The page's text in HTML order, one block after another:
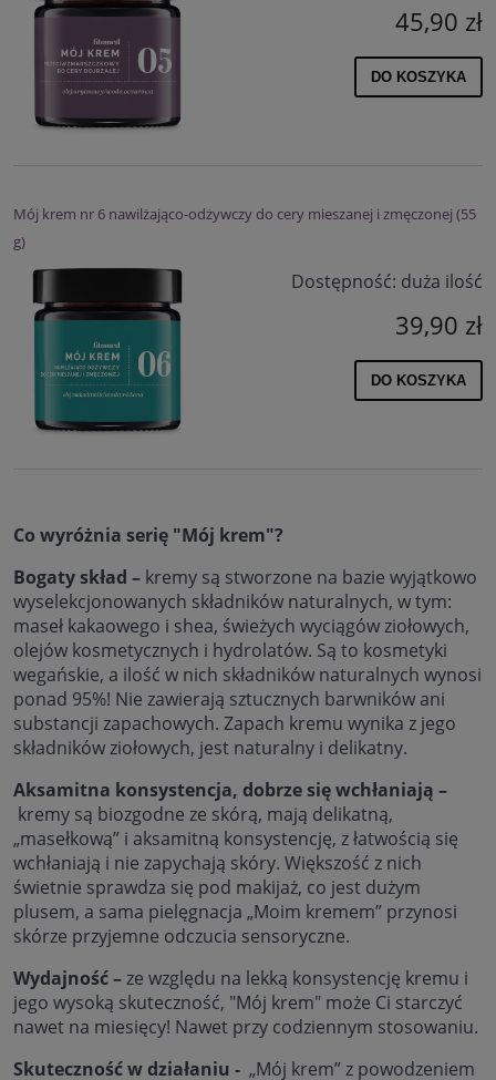
45,90 zł
DO KOSZYKA
Mój krem nr 6 nawilżająco-odżywczy do cery mieszanej i zmęczonej (55
g)
Dostępność: duża ilość
39,90 zł
DO KOSZYKA
Co wyróżnia serię "Mój krem"?
Bogaty skład – kremy są stworzone na bazie wyjątkowo
wyselekcjonowanych składników naturalnych, w tym:
maseł kakaowego i shea, świeżych wyciągów ziołowych,
olejów kosmetycznych i hydrolatów. Są to kosmetyki
wegańskie, a ilość w nich składników naturalnych wynosi
ponad 95%! Nie zawierają sztucznych barwników ani
substancji zapachowych. Zapach kremu wynika z jego
składników ziołowych, jest naturalny i delikatny.
Aksamitna konsystencja, dobrze się wchłaniają –
kremy są biozgodne ze skórą, mają delikatną,
„masełkową” i aksamitną konsystencję, z łatwością się
wchłaniają i nie zapychają skóry. Większość z nich
świetnie sprawdza się pod makijaż, co jest dużym
plusem, a sama pielęgnacja „Moim kremem” przynosi
skórze przyjemne odczucia sensoryczne.
Wydajność –ze względu na lekką konsystencję kremu i
jego wysoką skuteczność, "Mój krem" może Ci starczyć
nawet na miesięcy! Nawet przy codziennym stosowaniu.
Skuteczność w działaniu - „Mój krem” z powodzeniem